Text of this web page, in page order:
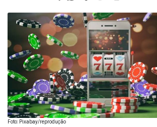
Foto: Pixabay/reprodução